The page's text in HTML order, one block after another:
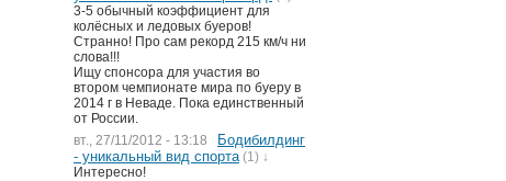
3-5 обычный коэффициент для
колёсных и ледовых буеров!
Странно! Про сам рекорд 215 км/ч ни
слова!!!
Ищу спонсора для участия во
втором чемпионате мира по буеру в
2014 г в Неваде. Пока единственный
от России.
вт., 27/11/2012 - 13:18
Бодибилдинг
- уникальный вид спорта (1) ↓
Интересно!